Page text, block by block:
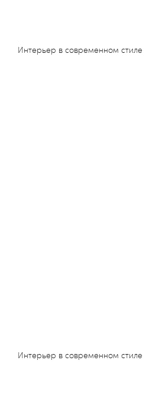
Интерьер в современном стиле
Интерьер в современном стиле